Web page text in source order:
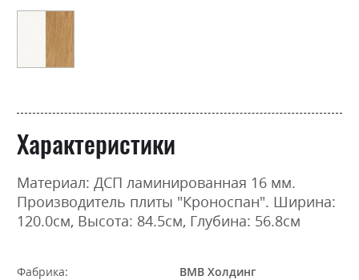
Характеристики
Материал: ДСП ламинированная 16 мм.
Производитель плиты "Кроноспан". Ширина:
120.0см, Высота: 84.5см, Глубина: 56.8см
Фабрика:
ВМВ Холдинг